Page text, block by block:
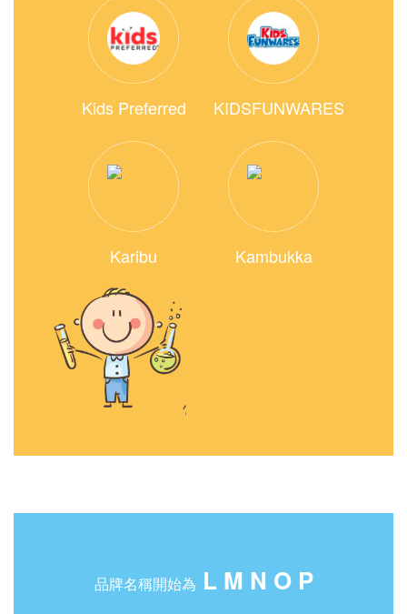
Kids Preferred KIDSFUNWARES
Karibu Kambukka
品牌名稱開始為 L M N O P